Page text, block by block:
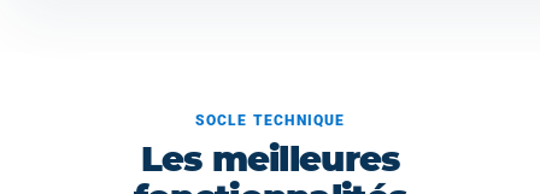
SOCLE TECHNIQUE
Les meilleures